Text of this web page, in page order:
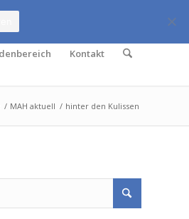
Rufen Sie uns an:
Kontakt
/ MAH aktuell / hinter den Kulissen